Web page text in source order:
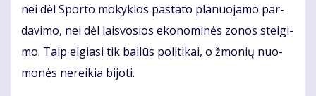
nei dėl Spor­to mo­kyk­los pa­sta­to pla­nuo­ja­mo par­
da­vi­mo, nei dėl lais­vo­sios eko­no­mi­nės zo­nos stei­gi­
mo. Taip el­gia­si tik bai­lūs po­li­ti­kai, o žmo­nių nuo­
mo­nės ne­rei­kia bi­jo­ti.